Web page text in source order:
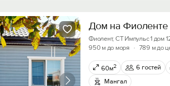
Дом на Фиоленте
Фиолент, СТ Импульс 1 дом
950 м до моря
· 789 м до
60м2 6 гостей
Мангал
Скидка −5%
Вход на сайт
Войти илиЗарегистрироваться